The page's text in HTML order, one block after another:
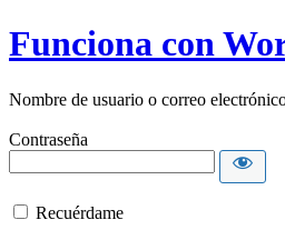
Funciona con
Nombre de usuario o correo
Contraseña
Recuérdame